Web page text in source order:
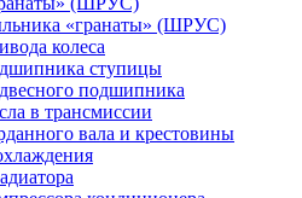
«гранаты» (ШРУС)
колеса
ступицы
подшипника
в трансмиссии
вала и крестовины